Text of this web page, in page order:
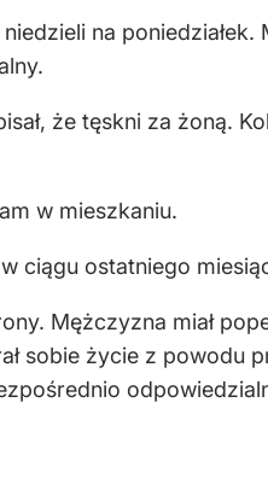
na poniedziałek.
że tęskni za żoną.
w mieszkaniu.
ciągu ostatniego
Mężczyzna miał
sobie życie z powodu